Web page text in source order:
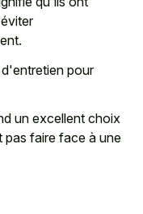
pour
un excellent choix
pas faire face à une